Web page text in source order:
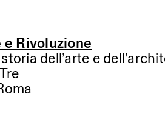
Rivoluzione
dell’arte e